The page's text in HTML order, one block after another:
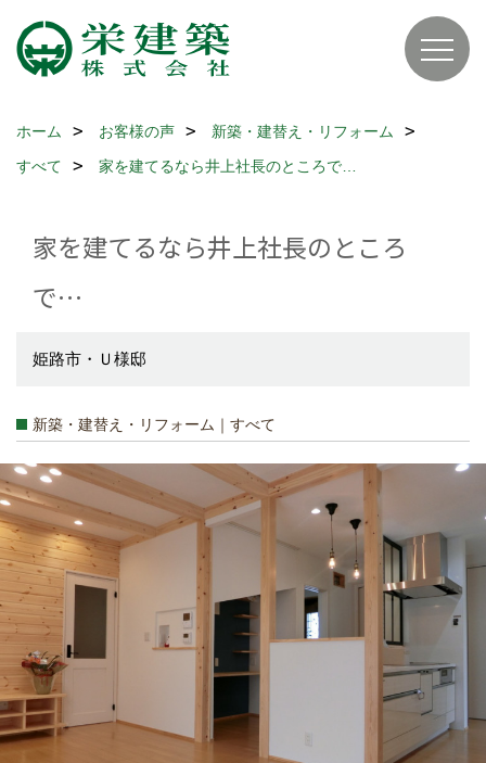
ホーム お客様の声
新築・建替え・リフォーム
すべて
家を建てるなら井上社長のところで…
家を建てるなら井上社長のところ
で…
姫路市・Ｕ様邸
新築・建替え・リフォーム｜すべて